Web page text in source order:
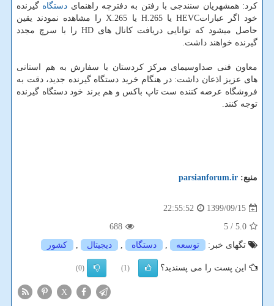
کرد: همشهریان سنندجی با رفتن به دفترچه راهنمای دستگاه گیرنده
خود اگر عباراتHEVC یا H.265 یا X.265 را مشاهده نمودند یقین
حاصل میشود که توانایی دریافت کانال های HD را با سرچ مجدد
گیرنده خواهند داشت.
معاون فنی صداوسیمای مرکز کردستان با سفارش به هم استانی
های عزیز اذعان داشت: در هنگام خرید دستگاه گیرنده جدید، دقت به
فروشگاه عرضه کننده ست تاپ باکس و هم برند خود دستگاه گیرنده
توجه کنند.
منبع: parsianforum.ir
1399/09/15
22:55:52
5.0
/ 5
688
تگهای خبر:
توسعه , دستگاه , دیجیتال , كشور
این پست را می پسندید؟ (1)
(0)
X